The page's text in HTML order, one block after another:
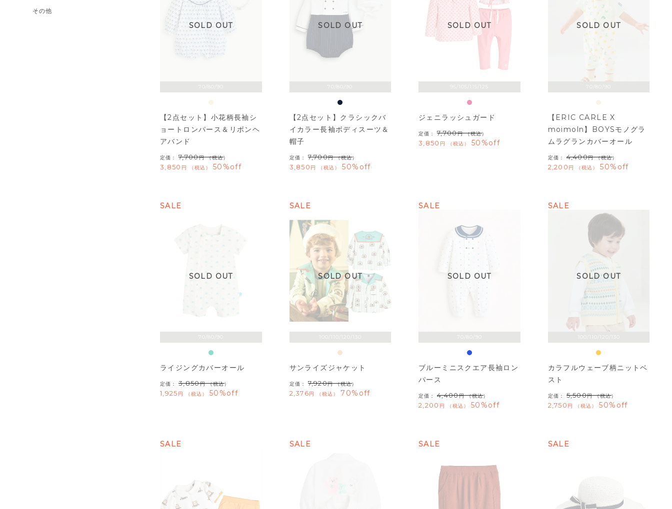
その他
70/80/90
SOLD OUT
【2点セット】小花柄長袖シ
ョートロンパース＆リボンヘ
アバンド
定価： 7,700 （税込）
3,850 税込 50%off
70/80/90
SOLD OUT
【2点セット】クラシックバ
イカラー長袖ボディスーツ＆
帽子
定価： 7,700 （税込）
3,850 税込 50%off
95/105/115/125
SOLD OUT
ジェニラッシュガード
定価： 7,700 （税込）
3,850 税込 50%off
70/80/90
SOLD OUT
【ERIC CARLE X
moimoln】BOYSモノグラ
ムラグランカバーオール
定価： 4,400 （税込）
2,200 税込 50%off
70/80/90
SOLD OUT
SALE
ライジングカバーオール
定価： 3,850 （税込）
1,925 税込 50%off
100/110/120/130
SOLD OUT
SALE
サンライズジャケット
定価： 7,920 （税込）
2,376 税込 70%off
70/80/90
SOLD OUT
SALE
ブルーミニスクエア長袖ロン
パース
定価： 4,400 （税込）
2,200 税込 50%off
100/110/120/130
SOLD OUT
SALE
カラフルウェーブ柄ニットベ
スト
定価： 5,500 （税込）
2,750 税込 50%off
SALE SALE SALE SALE